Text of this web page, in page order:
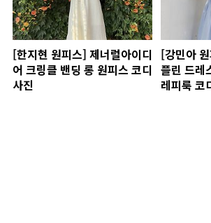
[한지현 원피스] 제너럴아이디
어 크링클 밴딩 롱 원피스 코디
사진
[강민아
플린 드레
레피룩 코